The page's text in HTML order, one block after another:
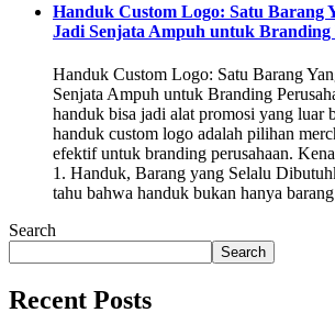
Handuk Custom Logo: Satu Barang
Jadi Senjata Ampuh untuk Branding
Handuk Custom Logo: Satu Barang
Senjata Ampuh untuk Branding
handuk bisa jadi alat promosi yang luar
handuk custom logo adalah pilihan
efektif untuk branding perusahaan.
1. Handuk, Barang yang Selalu
tahu bahwa handuk bukan hanya
Search
Search
Recent Posts